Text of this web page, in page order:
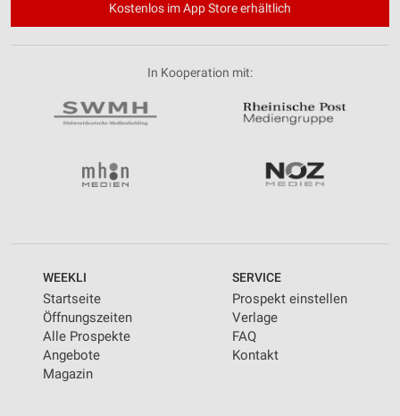
Kostenlos im App Store erhältlich
In Kooperation mit:
WEEKLI
Startseite
Öffnungszeiten
Alle Prospekte
Angebote
Magazin
SERVICE
Prospekt einstellen
Verlage
FAQ
Kontakt